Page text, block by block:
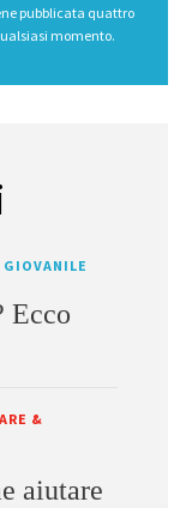
pubblicata quattro
momento.
Ecco
&
aiutare